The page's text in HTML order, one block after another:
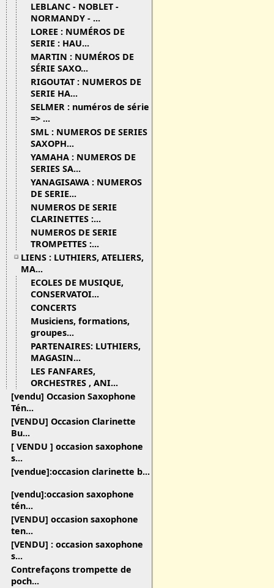
LEBLANC - NOBLET -
NORMANDY - ...
LOREE : NUMÉROS DE
SERIE : HAU...
MARTIN : NUMÉROS DE
SÉRIE SAXO...
RIGOUTAT : NUMEROS DE
SERIE HA...
SELMER : numéros de série
=> ...
SML : NUMEROS DE SERIES
SAXOPH...
YAMAHA : NUMEROS DE
SERIES SA...
YANAGISAWA : NUMEROS
DE SERIE...
NUMEROS DE SERIE
CLARINETTES :...
NUMEROS DE SERIE
TROMPETTES :...
LIENS : LUTHIERS, ATELIERS,
MA...
ECOLES DE MUSIQUE,
CONSERVATOI...
CONCERTS
Musiciens, formations,
groupes...
PARTENAIRES: LUTHIERS,
MAGASIN...
LES FANFARES,
ORCHESTRES , ANI...
[vendu] Occasion Saxophone
Tén...
[VENDU] Occasion Clarinette
Bu...
[ VENDU ] occasion saxophone
s...
[vendue]:occasion clarinette b...
[vendu]:occasion saxophone
tén...
[VENDU] occasion saxophone
ten...
[VENDU] : occasion saxophone
s...
Contrefaçons trompette de
poch...